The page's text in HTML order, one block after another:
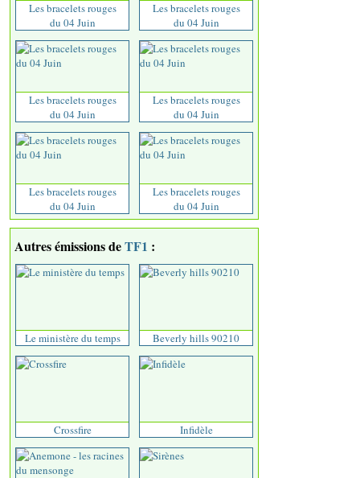
Les bracelets rouges
du 04 Juin
Les bracelets rouges
du 04 Juin
Les bracelets rouges
du 04 Juin
Les bracelets rouges
du 04 Juin
Les bracelets rouges
du 04 Juin
Les bracelets rouges
du 04 Juin
Autres émissions deTF1 :
Le ministère du temps Beverly hills 90210
Crossfire Infidèle